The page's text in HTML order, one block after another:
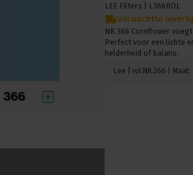
LEE Filters | L366ROL
Verwachtte
NR.366 Cornflower
Perfect voor een lichte
helderheid of balans.
Lee | rol NR.366 | Maat: